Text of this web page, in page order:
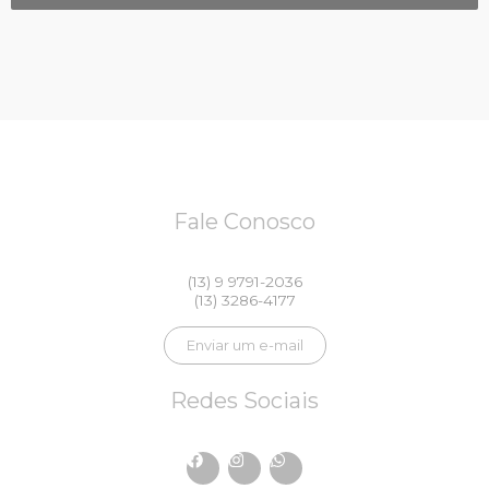
Fale Conosco
(13) 9 9791-2036
(13) 3286-4177
Enviar um e-mail
Redes Sociais
F
I
W